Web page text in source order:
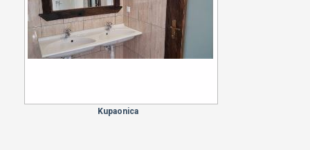
Kupaonica